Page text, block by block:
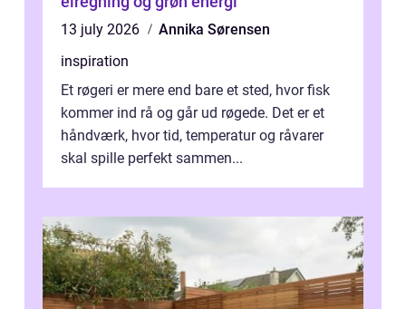
13 july 2026
Annika Sørensen
inspiration
Et røgeri er mere end bare et sted, hvor fisk
kommer ind rå og går ud røgede. Det er et
håndværk, hvor tid, temperatur og råvarer
skal spille perfekt sammen...